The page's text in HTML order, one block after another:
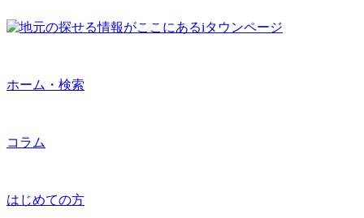
ホーム・検索
コラム
はじめての方